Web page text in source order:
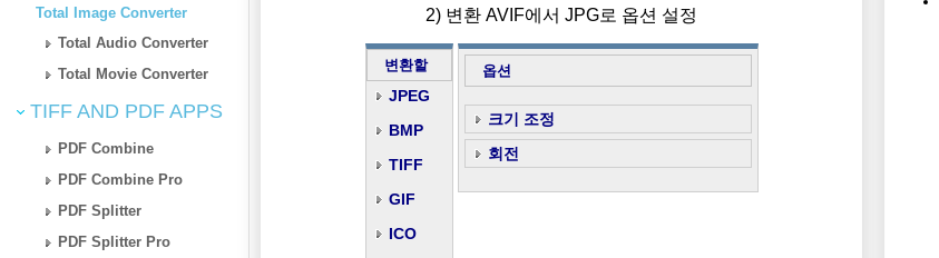
Total Image Converter
Total Audio Converter
Total Movie Converter
TIFF AND PDF APPS
PDF Combine
PDF Combine Pro
PDF Splitter
PDF Splitter Pro
2) 변환 AVIF에서 JPG로 옵션 설정
변환할
JPEG
BMP
TIFF
GIF
ICO
옵션
크기 조정
회전